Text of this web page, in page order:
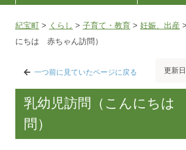
紀宝町 > くらし > 子育て・教育 > 妊娠、出産 >
にちは 赤ちゃん訪問）
一つ前に見ていたページに戻る 更新
乳幼児訪問（こんにち
問）